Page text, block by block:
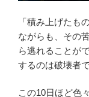
「積み上げたも
ながらも、その
ら逃れることが
するのは破壊者
この10日ほど色